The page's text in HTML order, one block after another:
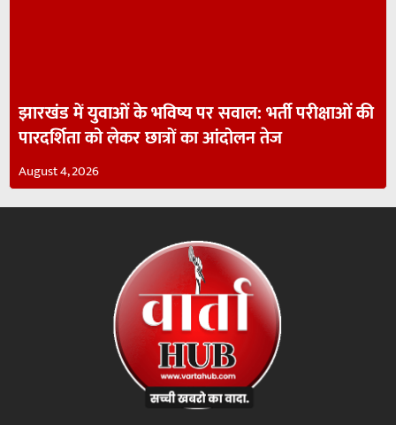
झारखंड में युवाओं के भविष्य पर सवाल: भर्ती परीक्षाओं की
पारदर्शिता को लेकर छात्रों का आंदोलन तेज
August 4, 2026